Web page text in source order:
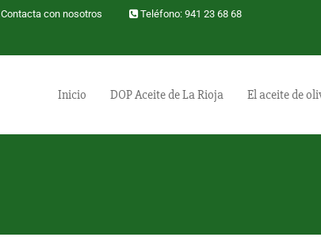
Contacta con nosotros
Teléfono: 941 23 68 68
Inicio DOP Aceite de La Rioja El aceite de